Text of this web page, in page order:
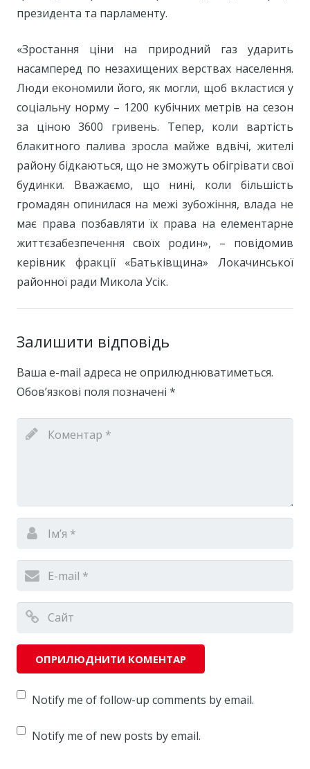
президента та парламенту.
«Зростання ціни на природний газ ударить
насамперед по незахищених верствах населення.
Люди економили його, як могли, щоб вкластися у
соціальну норму – 1200 кубічних метрів на сезон
за ціною 3600 гривень. Тепер, коли вартість
блакитного палива зросла майже вдвічі, жителі
району бідкаються, що не зможуть обігрівати свої
будинки. Вважаємо, що нині, коли більшість
громадян опинилася на межі зубожіння, влада не
має права позбавляти їх права на елементарне
життєзабезпечення своїх родин», – повідомив
керівник фракції «Батьківщина» Локачинської
районної ради Микола Усік.
Залишити відповідь
Ваша e-mail адреса не оприлюднюватиметься.
Обов’язкові поля позначені *
Notify me of follow-up comments by email.
Notify me of new posts by email.